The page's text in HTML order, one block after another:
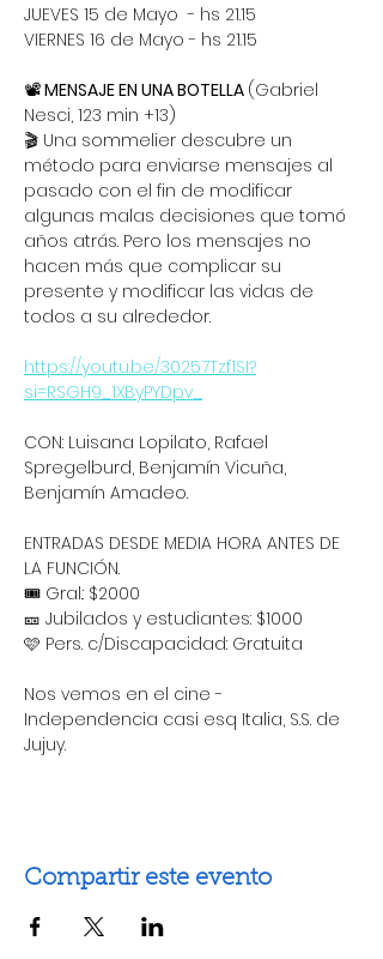
JUEVES 15 de Mayo  - hs 21.15
VIERNES 16 de Mayo - hs 21.15
📽 MENSAJE EN UNA BOTELLA (Gabriel
Nesci, 123 min +13)
🎬 Una sommelier descubre un
método para enviarse mensajes al
pasado con el fin de modificar
algunas malas decisiones que tomó
años atrás. Pero los mensajes no
hacen más que complicar su
presente y modificar las vidas de
todos a su alrededor.
https://youtu.be/30257Tzf1SI?
si=RSGH9_1XByPYDpv_
CON: Luisana Lopilato, Rafael
Spregelburd, Benjamín Vicuña,
Benjamín Amadeo.
ENTRADAS DESDE MEDIA HORA ANTES DE
LA FUNCIÓN.
🎟 Gral.: $2000
🎫 Jubilados y estudiantes: $1000
🩷 Pers. c/Discapacidad: Gratuita
Nos vemos en el cine -
Independencia casi esq Italia, S.S. de
Jujuy.
Compartir este evento